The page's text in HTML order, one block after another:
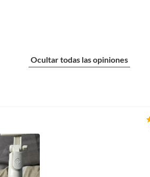
Ocultar todas las opiniones